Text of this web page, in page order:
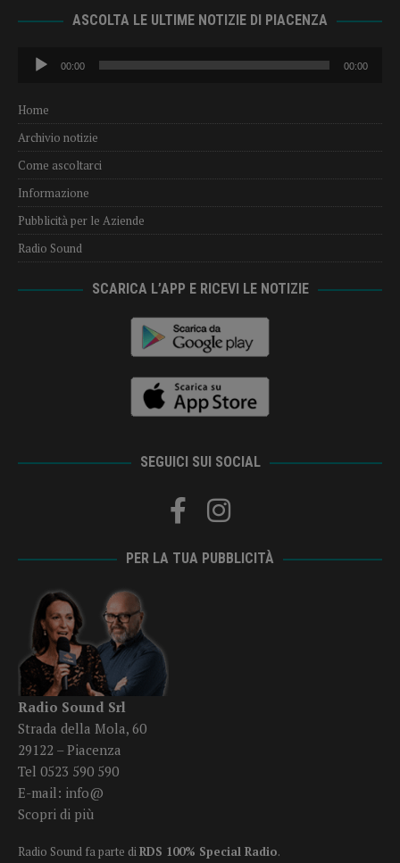
ASCOLTA LE ULTIME NOTIZIE DI PIACENZA
Audio
Player
00:00 00:00
Home
Archivio notizie
Come ascoltarci
Informazione
Pubblicità per le Aziende
Radio Sound
SCARICA L’APP E RICEVI LE NOTIZIE
SEGUICI SUI SOCIAL
PER LA TUA PUBBLICITÀ
Radio Sound Srl
Strada della Mola, 60
29122 – Piacenza
Tel 0523 590 590
E-mail: info@
Scopri di più
Radio Sound fa parte diRDS 100% Special Radio.